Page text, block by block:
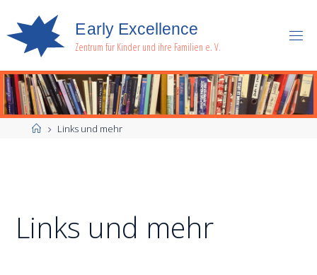
Early Excellence
Zentrum für Kinder und ihre Familien e. V.
StartLinks und mehr
Links und mehr